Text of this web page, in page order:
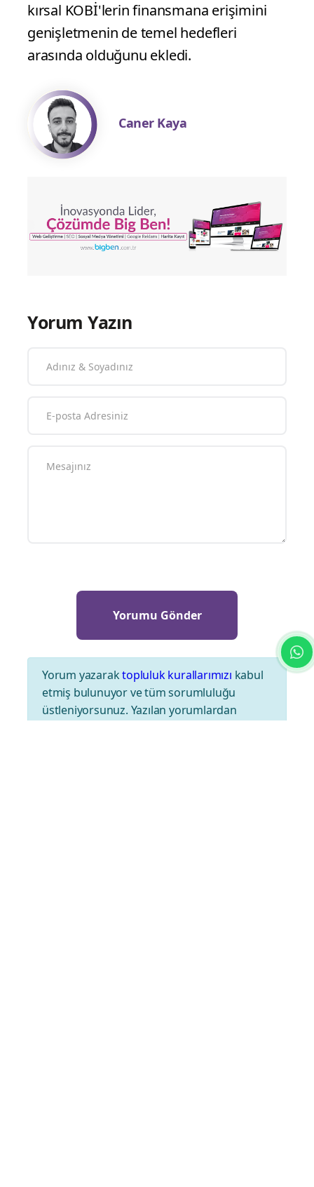
kırsal KOBİ'lerin finansmana erişimini
genişletmenin de temel hedefleri
arasında olduğunu ekledi.
Caner Kaya
Yorum Yazın
Yorum yazaraktopluluk kurallarımızı kabul
etmiş bulunuyor ve tüm sorumluluğu
üstleniyorsunuz. Yazılan yorumlardan